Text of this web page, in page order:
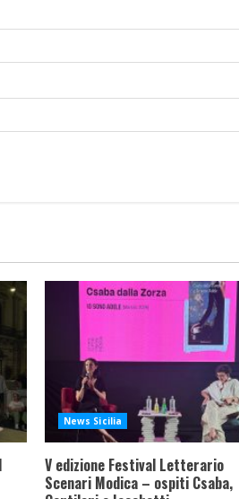
News Sicilia
V edizione Festival Letterario
Scenari Modica – ospiti Csaba,